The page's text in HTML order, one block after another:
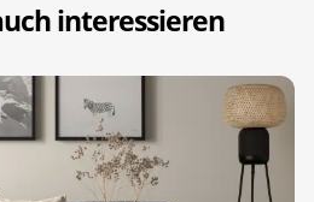
interessieren